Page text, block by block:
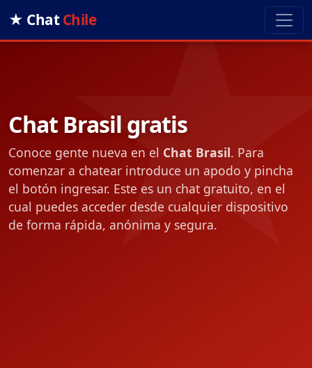
★ ChatChile
Chat Brasil gratis
Conoce gente nueva en el Chat Brasil. Para
comenzar a chatear introduce un apodo y pincha
el botón ingresar. Este es un chat gratuito, en el
cual puedes acceder desde cualquier dispositivo
de forma rápida, anónima y segura.